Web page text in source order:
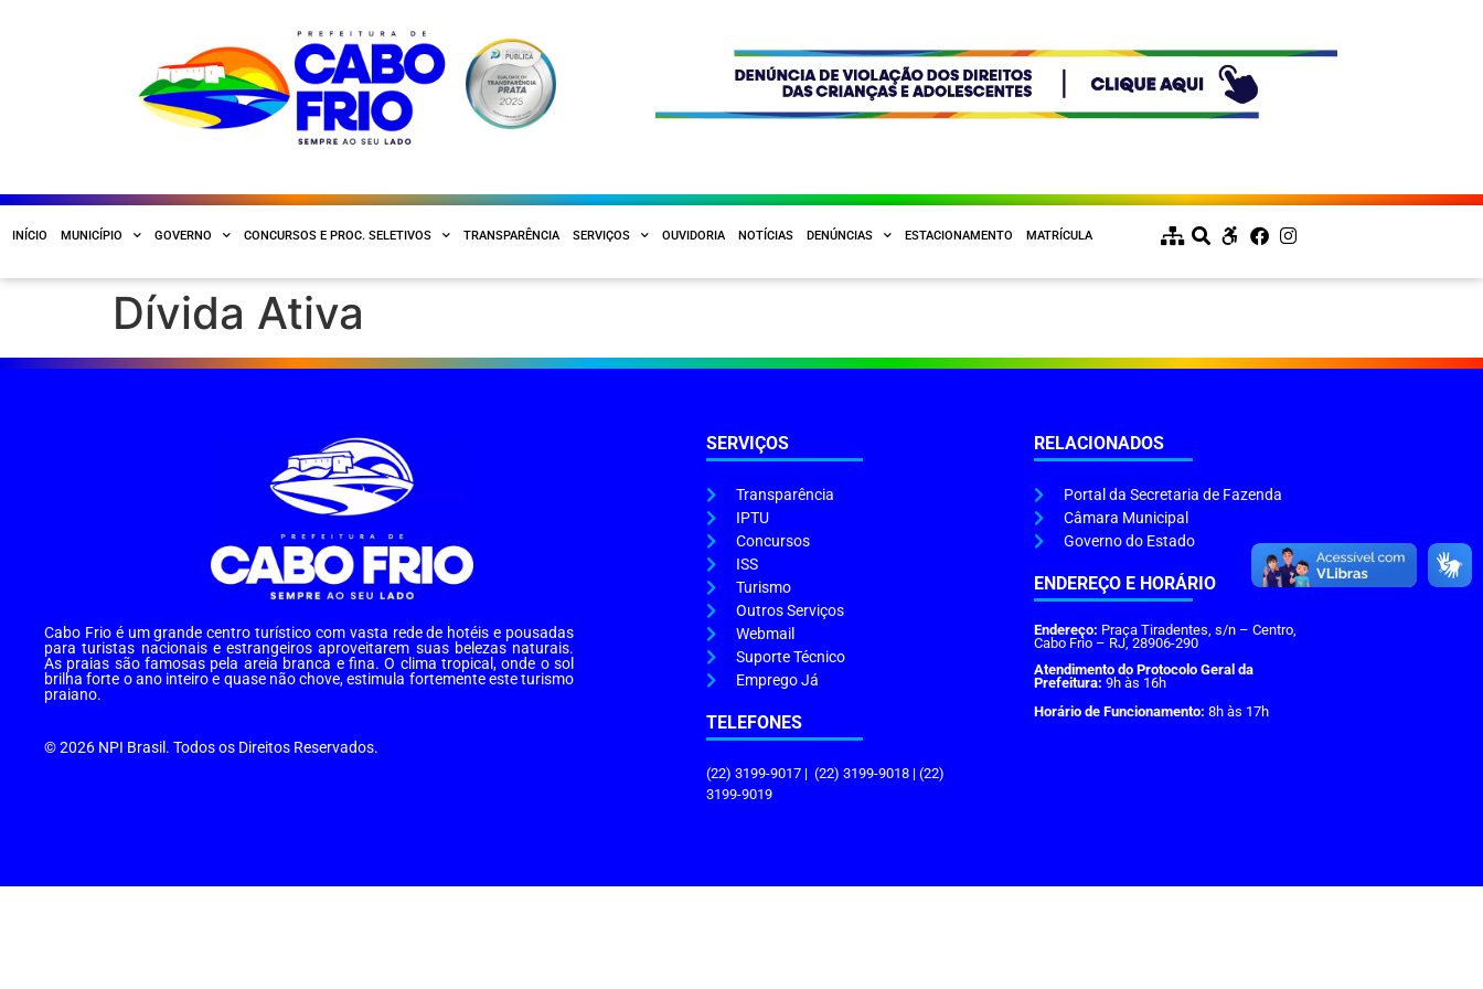
INÍCIO MUNICÍPIO GOVERNO CONCURSOS E PROC. SELETIVOS TRANSPARÊNCIA SERVIÇOS OUVIDORIA NOTÍCIAS DENÚNCIAS ESTACIONAMENTO MATRÍCULA
Dívida Ativa
Cabo Frio é um grande centro turístico com vasta rede de hotéis e pousadas
para turistas nacionais e estrangeiros aproveitarem suas belezas naturais.
As praias são famosas pela areia branca e fina. O clima tropical, onde o sol
brilha forte o ano inteiro e quase não chove, estimula fortemente este turismo
praiano.
© 2026 NPI Brasil. Todos os Direitos Reservados.
SERVIÇOS
Transparência
IPTU
Concursos
ISS
Turismo
Outros Serviços
Webmail
Suporte Técnico
Emprego Já
TELEFONES
(22) 3199-9017 | (22) 3199-9018 | (22)
3199-9019
RELACIONADOS
Portal da Secretaria de Fazenda
Câmara Municipal
Governo do Estado
ENDEREÇO E HORÁRIO
Endereço: Praça Tiradentes, s/n – Centro,
Cabo Frio – RJ, 28906-290
Atendimento do Protocolo Geral da
Prefeitura: 9h às 16h
Horário de Funcionamento: 8h às 17h